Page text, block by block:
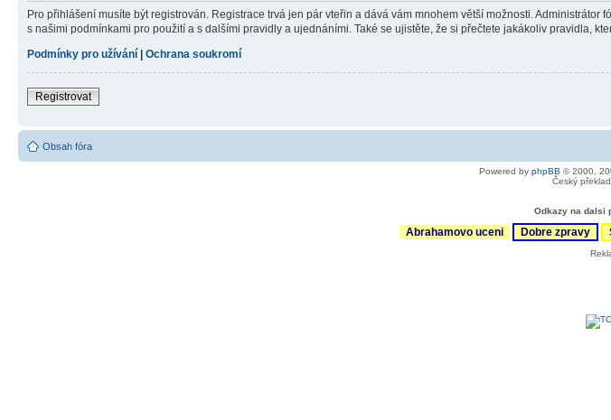
Pro přihlášení musíte být registrován. Registrace trvá jen pár vteřin a dává vám mnohem větší možnosti.
s našimi podmínkami pro použití a s dalšími pravidly a ujednáními. Také se ujistěte, že si přečtete jakákoliv pravidla,
Podmínky pro užívání | Ochrana soukromí
Registrovat
Obsah fóra
Powered by phpBB © 2000,
Český
Odkazy na dalsi
Abrahamovo uceni Dobre zpravy